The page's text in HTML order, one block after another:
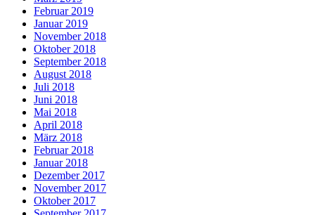
Februar 2019
Januar 2019
November 2018
Oktober 2018
September 2018
August 2018
Juli 2018
Juni 2018
Mai 2018
April 2018
März 2018
Februar 2018
Januar 2018
Dezember 2017
November 2017
Oktober 2017